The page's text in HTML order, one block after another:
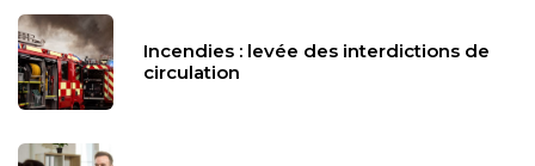
Incendies : levée des interdictions de
circulation